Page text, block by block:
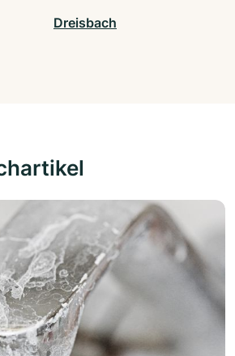
Dreisbach